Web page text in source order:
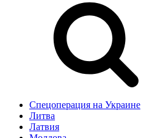
Спецоперация на Украине
Литва
Латвия